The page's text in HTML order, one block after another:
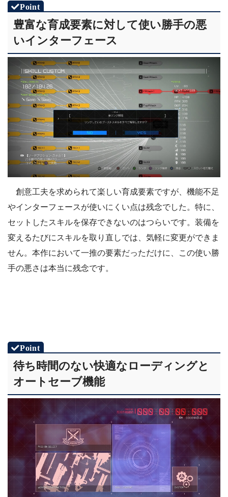
豊富な育成要素に対して使い勝手の悪
いインターフェース
創意工夫を求められて楽しい育成要素ですが、機能不足
やインターフェースが使いにくい点は残念でした。特に、
セットしたスキルを保存できないのはつらいです。装備を
変えるたびにスキルを取り直しでは、気軽に変更ができま
せん。本作において一推の要素だっただけに、この使い勝
手の悪さは本当に残念です。
待ち時間のない快適なローディングと
オートセーブ機能